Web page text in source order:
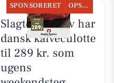
SPONSORERET OPSLAGSTAVLEN
Slagter Byskov har
dansk kalveculotte
til 289 kr. som
ugens